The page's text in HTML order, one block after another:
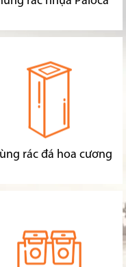
rác đá hoa cương